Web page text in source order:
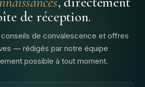
de réception.
de convalescence et offres
— rédigés par notre équipe
possible à tout moment.